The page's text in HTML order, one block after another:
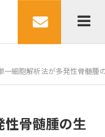
一細胞解析法が多発性骨髄腫
骨髄腫の生